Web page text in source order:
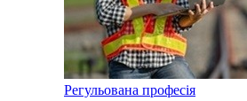
Регульована професія